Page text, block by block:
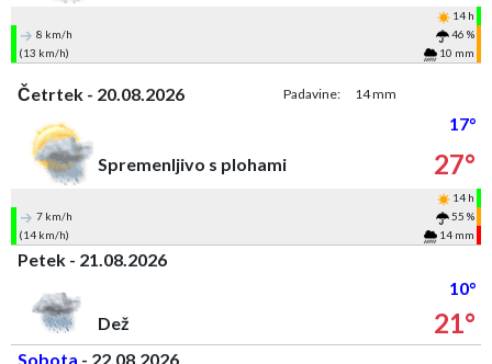
14 h
8 km/h
46 %
(13 km/h)
10 mm
Četrtek - 20.08.2026 Padavine: 14 mm
17°
Spremenljivo s plohami
27°
14 h
7 km/h
55 %
(14 km/h)
14 mm
Petek - 21.08.2026
10°
Dež
21°
Sobota - 22.08.2026